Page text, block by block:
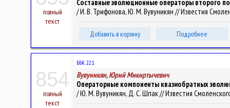
полный
текст
Составные эволюционные операторы второго
/ И. В. Трифонова, Ю. М. Вувуникян // Известия
Добавить в корзину Подробнее
854
полный
текст
ББК 22.1
Вувуникян, Юрий Микиртычевич
Операторные компоненты квазиобратных
/ Ю. М. Вувуникян, Д. С. Шпак // Известия